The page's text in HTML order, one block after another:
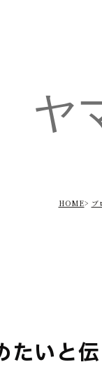
ヤ
HOME ブ
たいと